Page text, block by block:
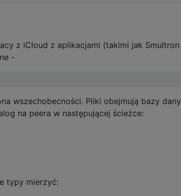
z iCloud z aplikacjami (takimi jak
-
wszechobecności. Pliki obejmują bazy
na peera w następującej ścieżce:
typy mierzyć: